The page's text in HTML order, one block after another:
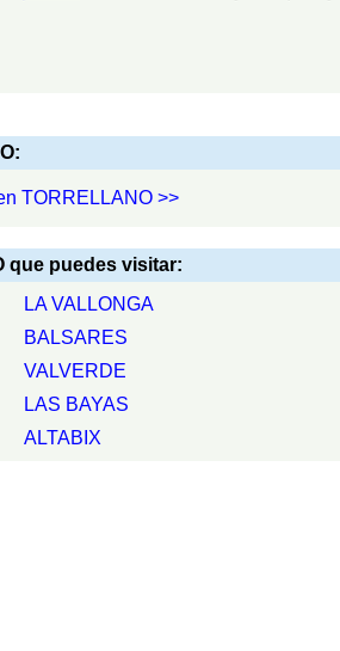
TORRELLANO >>
que puedes visitar:
LA VALLONGA
BALSARES
VALVERDE
LAS BAYAS
ALTABIX